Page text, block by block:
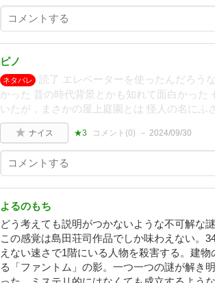
ピノ
ネタバレ
読了 エレベーターを使ったんだろう
かった 昔の時代背景とかも知れて面白かった
いたが，まさかの屋上庭園とは 怪人の名にふ
ナイス ★3 コメント(0) 2024/09/30
よるのもち
どう考えても説明がつかないような不可解な
この感覚は島田荘司作品でしか味わえない。
えない速さで1階にいる人物を殺害する。建
る「ファントム」の影。一つ一つの謎が解き